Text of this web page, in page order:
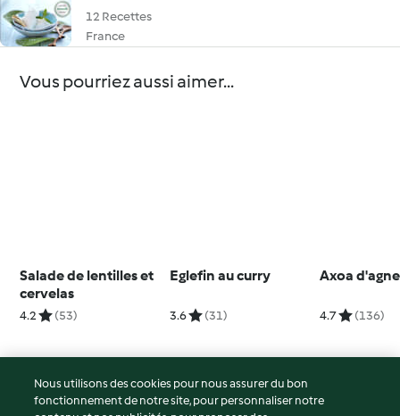
12 Recettes
France
Vous pourriez aussi aimer...
Salade de lentilles et
cervelas
4.2 (53)
Eglefin au curry
3.6 (31)
Axoa
4.7 (136)
© Copyright 2026
Nous utilisons des cookies pour nous assurer du bon
fonctionnement de notre site, pour personnaliser notre